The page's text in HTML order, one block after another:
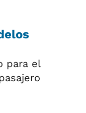
para el